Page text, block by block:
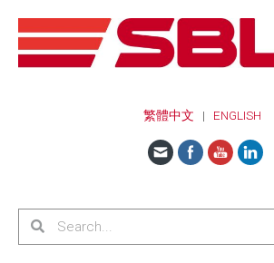
繁體中文 | ENGLISH